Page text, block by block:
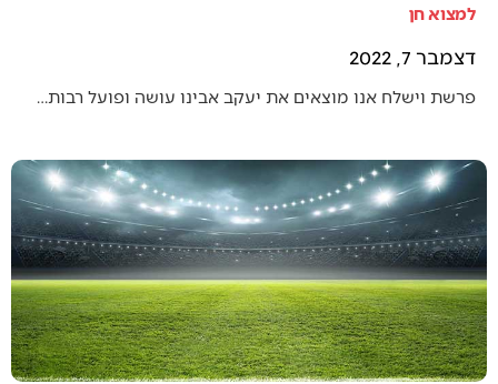
למצוא חן
דצמבר 7, 2022
פרשת וישלח אנו מוצאים את יעקב אבינו עושה ופועל רבות…